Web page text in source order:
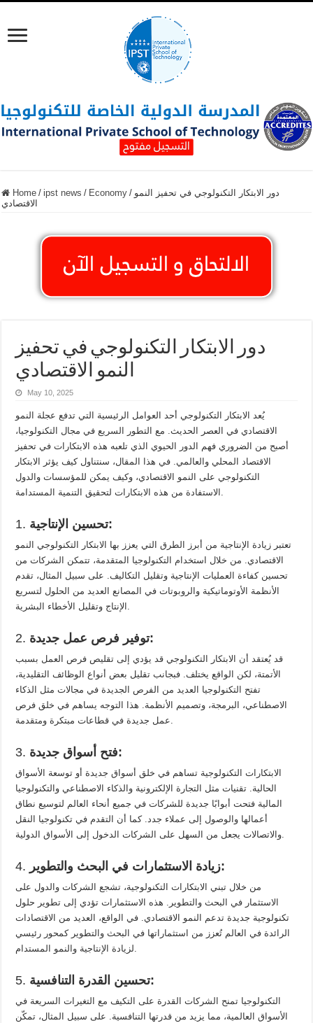
Home / ipst news / Economy / دور الابتكار التكنولوجي في تحفيز النمو
الاقتصادي
دور الابتكار التكنولوجي في تحفيز
النمو الاقتصادي
May 10, 2025
يُعد الابتكار التكنولوجي أحد العوامل الرئيسية التي تدفع عجلة النمو
الاقتصادي في العصر الحديث. مع التطور السريع في مجال التكنولوجيا،
أصبح من الضروري فهم الدور الحيوي الذي تلعبه هذه الابتكارات في تحفيز
الاقتصاد المحلي والعالمي. في هذا المقال، سنتناول كيف يؤثر الابتكار
التكنولوجي على النمو الاقتصادي، وكيف يمكن للمؤسسات والدول
1. تحسين الإنتاجية:
تعتبر زيادة الإنتاجية من أبرز الطرق التي يعزز بها الابتكار التكنولوجي النمو
الاقتصادي. من خلال استخدام التكنولوجيا المتقدمة، تتمكن الشركات من
تحسين كفاءة العمليات الإنتاجية وتقليل التكاليف. على سبيل المثال، تقدم
الأنظمة الأوتوماتيكية والروبوتات في المصانع العديد من الحلول لتسريع
2. توفير فرص عمل جديدة:
قد يُعتقد أن الابتكار التكنولوجي قد يؤدي إلى تقليص فرص العمل بسبب
الأتمتة، لكن الواقع يختلف. فبجانب تقليل بعض أنواع الوظائف التقليدية،
تفتح التكنولوجيا العديد من الفرص الجديدة في مجالات مثل الذكاء
الاصطناعي، البرمجة، وتصميم الأنظمة. هذا التوجه يساهم في خلق فرص
3. فتح أسواق جديدة:
الابتكارات التكنولوجية تساهم في خلق أسواق جديدة أو توسعة الأسواق
الحالية. تقنيات مثل التجارة الإلكترونية والذكاء الاصطناعي والتكنولوجيا
المالية فتحت أبوابًا جديدة للشركات في جميع أنحاء العالم لتوسيع نطاق
أعمالها والوصول إلى عملاء جدد. كما أن التقدم في تكنولوجيا النقل
4. زيادة الاستثمارات في البحث والتطوير:
من خلال تبني الابتكارات التكنولوجية، تشجع الشركات والدول على
الاستثمار في البحث والتطوير. هذه الاستثمارات تؤدي إلى تطوير حلول
تكنولوجية جديدة تدعم النمو الاقتصادي. في الواقع، العديد من الاقتصادات
الرائدة في العالم تُعزز من استثماراتها في البحث والتطوير كمحور رئيسي
5. تحسين القدرة التنافسية:
التكنولوجيا تمنح الشركات القدرة على التكيف مع التغيرات السريعة في
الأسواق العالمية، مما يزيد من قدرتها التنافسية. على سبيل المثال، تمكّن